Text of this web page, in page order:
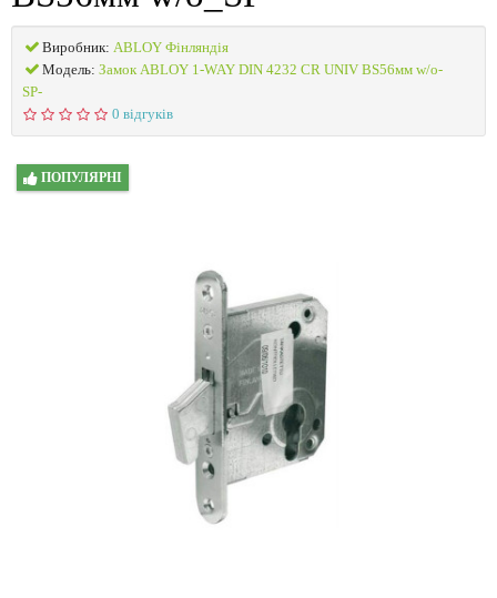
Виробник: ABLOY Фінляндія
Модель: Замок ABLOY 1-WAY DIN 4232 CR UNIV BS56мм w/o-
SP-
0 відгуків
ПОПУЛЯРНІ